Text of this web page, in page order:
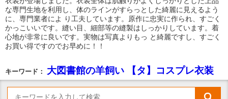
な専門生地を利用し、体のラインがすらっとした綺麗に見えるよう
に、専門業者によ り工夫しています。原作に忠実に作られ、すごく
かっこいいです。縫い目、細部等の縫製はしっかりしています。着
心地が非常に良いです。実物は写真よりもっ と綺麗ですし、すごく
お買い得ですのでお早めに！！
キーワード： 大図書館の羊飼い 【タ】コスプレ衣装